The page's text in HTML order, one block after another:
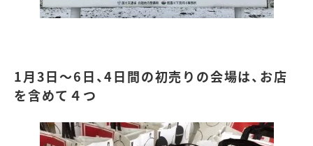
1月3日～6日、4日間の初売りの会場は、お店
を含めて４つ